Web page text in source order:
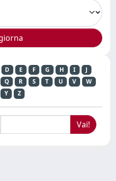
D E F G H I
J
Q R S T U V
W
Y Z